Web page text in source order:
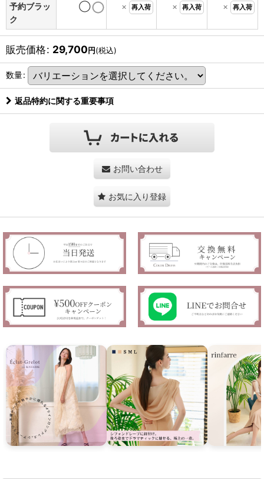
予約ブラッ
ク
◯ × 再入荷 × 再入荷 × 再入荷
販売価格: 29,700円(税込)
数量:
返品特約に関する重要事項
お問い合わせ
お気に入り登録